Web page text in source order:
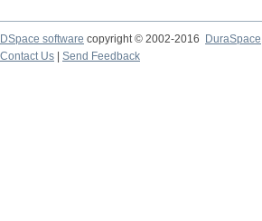
DSpace software copyright © 2002-2016
DuraSpace
Contact Us
Send Feedback